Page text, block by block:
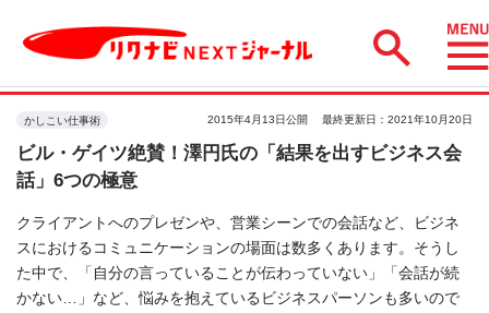
かしこい仕事術 2015年4月13日公開 最終更新日：2021年10月20日
ビル・ゲイツ絶賛！澤円氏の「結果を出すビジネス会
話」6つの極意
クライアントへのプレゼンや、営業シーンでの会話など、ビジネ
スにおけるコミュニケーションの場面は数多くあります。そうし
た中で、「自分の言っていることが伝わっていない」「会話が続
かない…」など、悩みを抱えているビジネスパーソンも多いので